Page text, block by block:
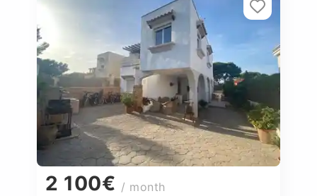
2 100€ / month